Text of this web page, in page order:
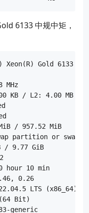
6133 中规中矩，
Gold 6133 CPU
/ L2: 4.00 MB /
/ 957.52 MiB
partition or swap
9.77 GiB
hour 10 min
0.26
LTS (x86_64)
Bit)
generic